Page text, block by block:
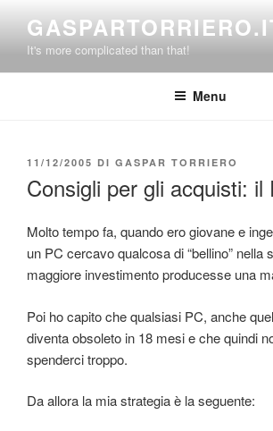
contenutoIt's more complicated than that!
Menu
PUBBLICATO
11/12/2005 DI GASPAR TORRIERO
Consigli per gli acquisti: il
Molto tempo fa, quando ero giovane e
un PC cercavo qualcosa di “bellino” nella
maggiore investimento producesse una
Poi ho capito che qualsiasi PC, anche
diventa obsoleto in 18 mesi e che quindi
spenderci troppo.
Da allora la mia strategia è la seguente: